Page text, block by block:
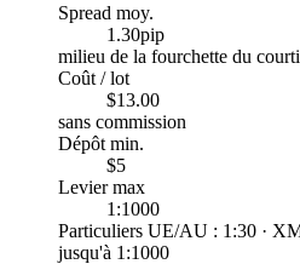
Spread moy.
1.30pip
milieu de la fourchette du
Coût / lot
$13.00
sans commission
Dépôt min.
$5
Levier max
1:1000
Particuliers UE/AU : 1:30 ·
jusqu'à 1:1000